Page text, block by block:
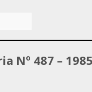
Nº 487 – 1985